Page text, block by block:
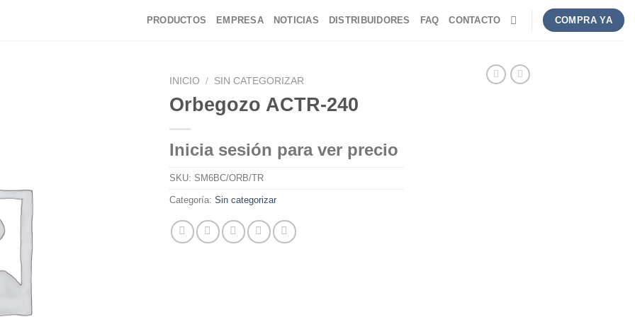
PRODUCTOS EMPRESA NOTICIAS DISTRIBUIDORES FAQ CONTACTO COMPRA YA
INICIO / SIN CATEGORIZAR
Orbegozo ACTR-240
Inicia sesión para ver precio
SKU: SM6BC/ORB/TR
Categoría: Sin categorizar